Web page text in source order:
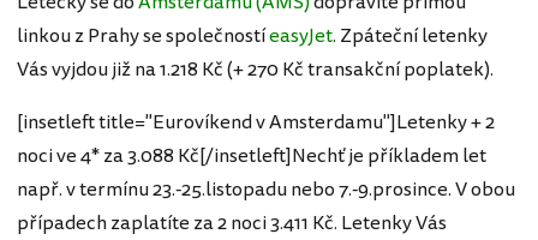
linkou z Prahy se společnostíeasyJet. Zpáteční letenky
Vás vyjdou již na 1.218 Kč (+ 270 Kč transakční poplatek).
[insetleft title="Eurovíkend v Amsterdamu"]Letenky + 2
noci ve 4* za 3.088 Kč[/insetleft]Nechť je příkladem let
např. v termínu 23.-25.listopadu nebo 7.-9.prosince. V obou
případech zaplatíte za 2 noci 3.411 Kč. Letenky Vás